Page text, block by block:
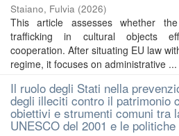
Staiano, Fulvia (2026)
This article assesses whether
trafficking in cultural objects
cooperation. After situating EU law
regime, it focuses on administrative ...
Il ruolo degli Stati nella
degli illeciti contro il patrimonio
obiettivi e strumenti comuni tra
UNESCO del 2001 e le